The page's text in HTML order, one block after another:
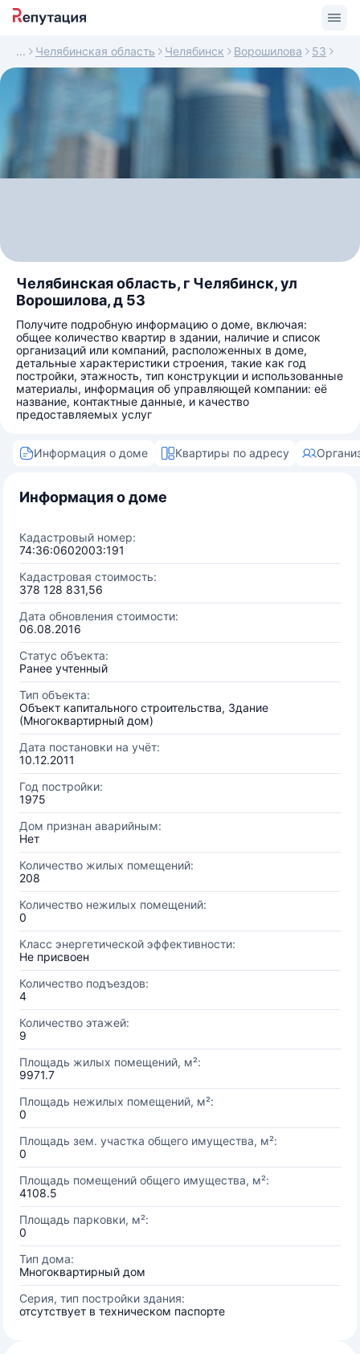
Челябинская область Челябинск Ворошилова 53
Челябинская область, г Челябинск, ул
Ворошилова, д 53
Получите подробную информацию о доме, включая:
общее количество квартир в здании, наличие и список
организаций или компаний, расположенных в доме,
детальные характеристики строения, такие как год
постройки, этажность, тип конструкции и использованные
материалы, информация об управляющей компании: её
название, контактные данные, и качество
предоставляемых услуг
Информация о доме Квартиры по адресу
Информация о доме
Кадастровый номер:
74:36:0602003:191
Кадастровая стоимость:
378 128 831,56
Дата обновления стоимости:
06.08.2016
Статус объекта:
Ранее учтенный
Тип объекта:
Объект капитального строительства, Здание
(Многоквартирный дом)
Дата постановки на учёт:
10.12.2011
Год постройки:
1975
Дом признан аварийным:
Нет
Количество жилых помещений:
208
Количество нежилых помещений:
0
Класс энергетической эффективности:
Не присвоен
Количество подъездов:
4
Количество этажей:
9
Площадь жилых помещений, м²:
9971.7
Площадь нежилых помещений, м²:
0
Площадь зем. участка общего имущества, м²:
0
Площадь помещений общего имущества, м²:
4108.5
Площадь парковки, м²:
0
Тип дома:
Многоквартирный дом
Серия, тип постройки здания:
отсутствует в техническом паспорте